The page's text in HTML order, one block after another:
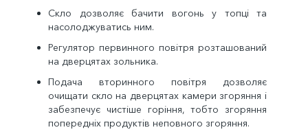
Скло дозволяє бачити вогонь у топці та
насолоджуватись ним.
Регулятор первинного повітря розташований
на дверцятах зольника.
Подача вторинного повітря дозволяє
очищати скло на дверцятах камери згоряння і
забезпечує чистіше горіння, тобто згоряння
попередніх продуктів неповного згоряння.